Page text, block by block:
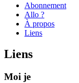
Abonnement
Allo ?
À propos
Liens
Liens
Moi je